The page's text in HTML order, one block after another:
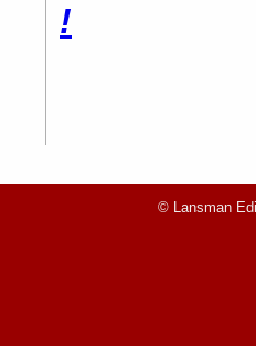
!
© Lansman